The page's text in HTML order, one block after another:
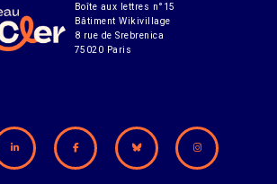
Boîte aux lettres n°15
Bâtiment Wikivillage
8 rue de Srebrenica
75020 Paris